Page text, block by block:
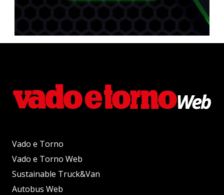
Vado e Torno
Vado e Torno Web
Sustainable Truck&Van
Autobus Web